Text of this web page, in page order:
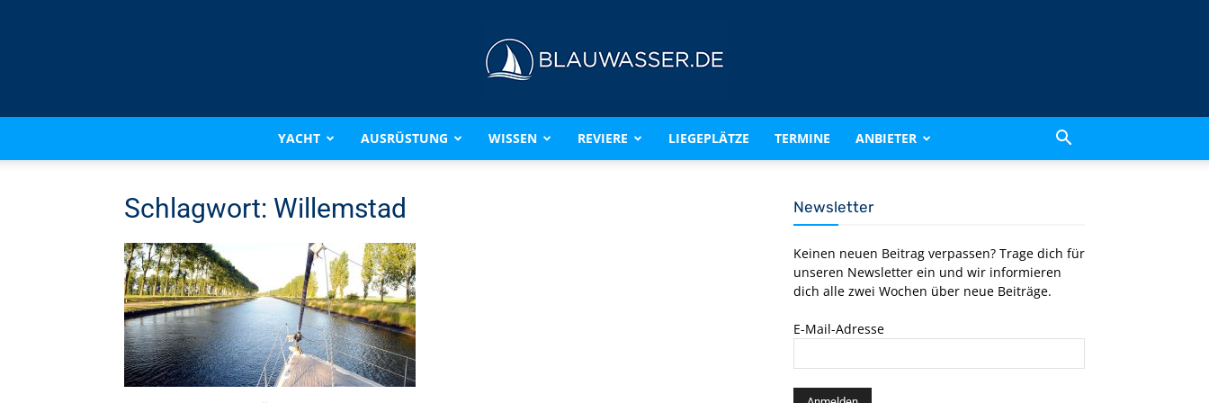
BLAUWASSER.DE
YACHT AUSRÜSTUNG WISSEN REVIERE LIEGEPLÄTZE TERMINE ANBIETER
Schlagwort: Willemstad Newsletter
Keinen neuen Beitrag verpassen? Trage dich für
unseren Newsletter ein und wir informieren
dich alle zwei Wochen über neue Beiträge.
E-Mail-Adresse